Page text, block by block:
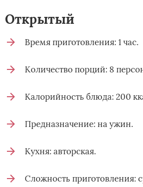
Открытый
Время приготовления: 1 час.
Количество порций: 8
Калорийность блюда: 200
Предназначение: на ужин.
Кухня: авторская.
Сложность приготовления: